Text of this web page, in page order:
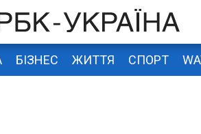
БІЗНЕС ЖИТТЯ СПОРТ